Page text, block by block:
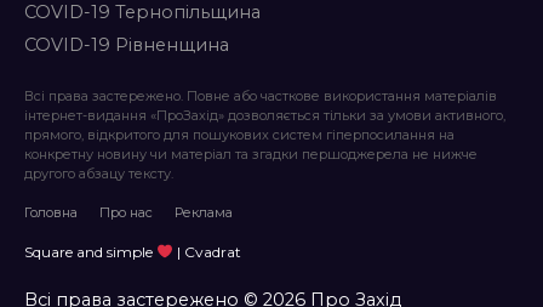
COVID-19 Тернопільщина
COVID-19 Рівненщина
Всі права застережено. Повне або часткове використання матеріалів
інтернет-видання «ПроЗахід» дозволяється тільки за умови активного,
прямого, відкритого для пошукових систем гіперпосилання на
конкретну новину чи матеріал та згадки першоджерела не нижче
другого абзацу тексту.
Головна Про нас Реклама
Square and simple | Cvadrat
Всі права застережено © 2026 Про Захід